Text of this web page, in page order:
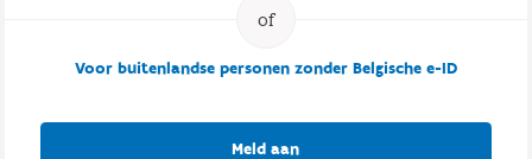
Voor buitenlandse personen zonder Belgische e-ID
Meld aan